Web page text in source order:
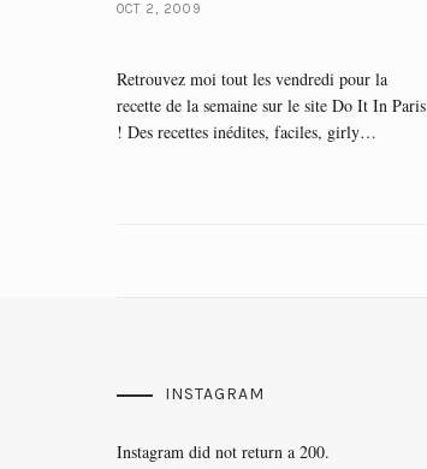
OCT 2, 2009
Retrouvez moi tout les vendredi pour la
recette de la semaine sur le site Do It In Paris
! Des recettes inédites, faciles, girly…
INSTAGRAM
Instagram did not return a 200.